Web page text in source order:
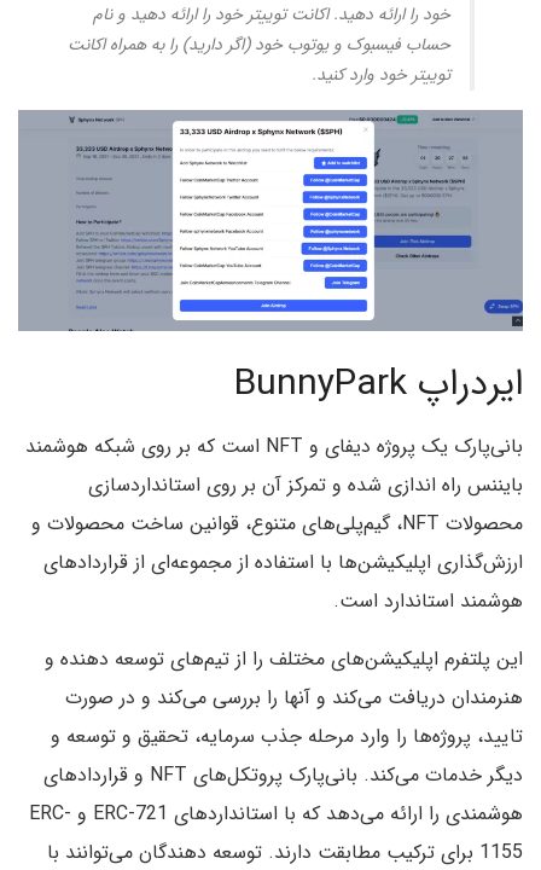
خود را ارائه دهید. اکانت توییتر خود را ارائه دهید و نام
حساب فیسبوک و یوتوب خود (اگر دارید) را به همراه اکانت
توییتر خود وارد کنید.
ایردراپ BunnyPark
بانی‌پارک یک پروژه دیفای و NFT است که بر روی شبکه هوشمند
بایننس راه اندازی شده و تمرکز آن بر روی استانداردسازی
محصولات NFT، گیم‌پلی‌های متنوع، قوانین ساخت محصولات و
ارزش‌گذاری اپلیکیشن‌ها با استفاده از مجموعه‌ای از قراردادهای
هوشمند استاندارد است.
این پلتفرم اپلیکیشن‌های مختلف را از تیم‌های توسعه دهنده و
هنرمندان دریافت می‌کند و آنها را بررسی می‌کند و در صورت
تایید، پروژه‌ها را وارد مرحله جذب سرمایه، تحقیق و توسعه و
دیگر خدمات می‌کند. بانی‌پارک پروتکل‌های NFT و قراردادهای
هوشمندی را ارائه می‌دهد که با استانداردهای ERC-721 و ERC-
1155 برای ترکیب مطابقت دارند. توسعه دهندگان می‌توانند با